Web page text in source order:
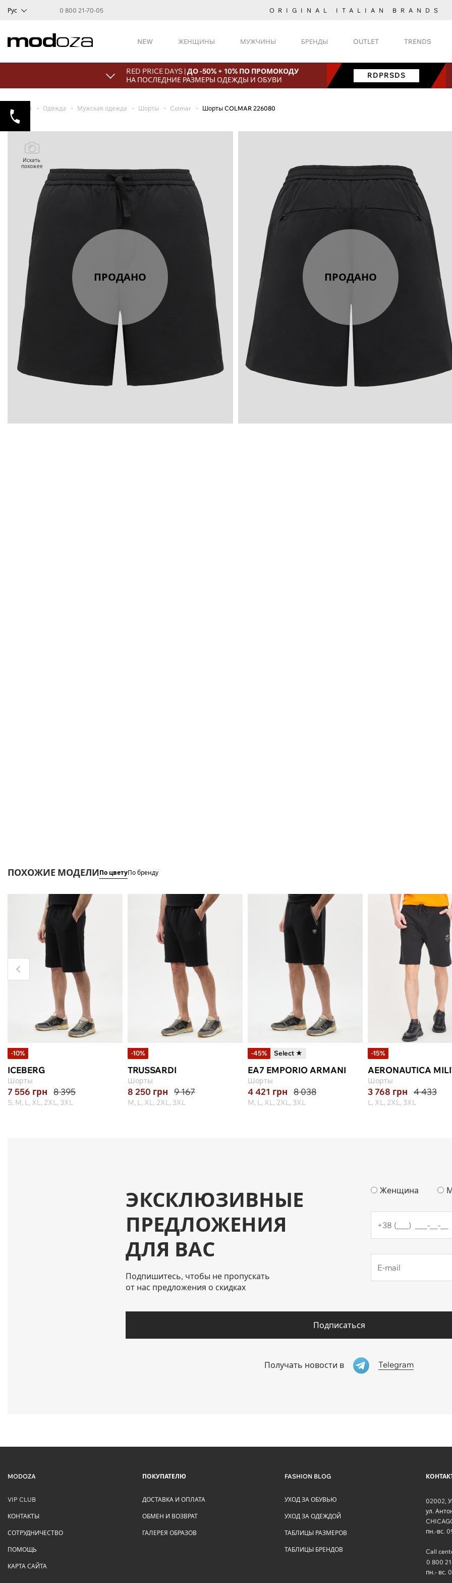
Рус 0 800 21-70-05 ORIGINAL ITALIAN BRANDS
NEW ЖЕНЩИНЫ МУЖЧИНЫ БРЕНДЫ OUTLET TRENDS
RED PRICE DAYS |ДО -50% + 10% ПО ПРОМОКОДУ
НА ПОСЛЕДНИЕ РАЗМЕРЫ ОДЕЖДЫ И ОБУВИ
RDPRSDS
Главная Одежда Мужская одежда Шорты Colmar Шорты COLMAR 226080
Искать
похожее
ПРОДАНО ПРОДАНО
ПОХОЖИЕ МОДЕЛИПо цветуПо бренду
-10%
ICEBERG
Шорты
7 556 грн 8 395
S, M, L, XL, 2XL, 3XL
-10%
TRUSSARDI
Шорты
8 250 грн 9 167
M, L, XL, 2XL, 3XL
-45% Select ★
EA7 EMPORIO ARMANI
Шорты
4 421 грн 8 038
M, L, XL, 2XL, 3XL
-15%
AERONAUTICA
Шорты
3 768 грн 4 433
L, XL, 2XL, 3XL
ЭКСКЛЮЗИВНЫЕ
ПРЕДЛОЖЕНИЯ
ДЛЯ ВАС
Подпишитесь, чтобы не пропускать
от нас предложения о скидках
Женщина
Подписаться
Получать новости в Telegram
MODOZA
VIP CLUB
КОНТАКТЫ
СОТРУДНИЧЕСТВО
ПОМОЩЬ
КАРТА САЙТА
ПОКУПАТЕЛЮ
ДОСТАВКА И ОПЛАТА
ОБМЕН И ВОЗВРАТ
ГАЛЕРЕЯ ОБРАЗОВ
FASHION BLOG
УХОД ЗА ОБУВЬЮ
УХОД ЗА ОДЕЖДОЙ
ТАБЛИЦЫ РАЗМЕРОВ
ТАБЛИЦЫ БРЕНДОВ
02002,
ул.
пн.-вс.
Call
0 800
пн.- вс.